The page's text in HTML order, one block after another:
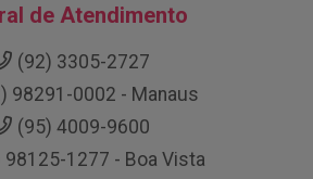
de Atendimento
(92) 3305-2727
98291-0002 - Manaus
(95) 4009-9600
98125-1277 - Boa Vista